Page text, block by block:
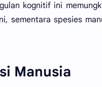
kognitif ini
sementara spesies
Manusia